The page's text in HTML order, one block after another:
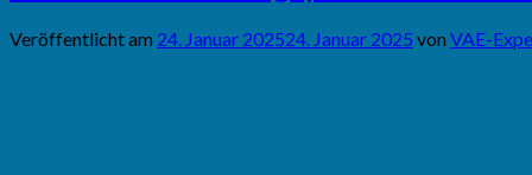
Veröffentlicht am 24. Januar 202524. Januar 2025 von VAE-